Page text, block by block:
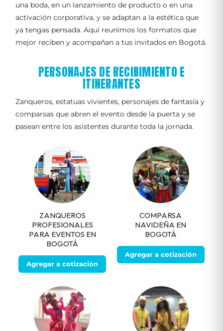
una boda, en un lanzamiento de producto o en una
activación corporativa, y se adaptan a la estética que
ya tengas pensada. Aquí reunimos los formatos que
mejor reciben y acompañan a tus invitados en Bogotá.
PERSONAJES DE RECIBIMIENTO E
ITINERANTES
Zanqueros, estatuas vivientes, personajes de fantasía y
comparsas que abren el evento desde la puerta y se
pasean entre los asistentes durante toda la jornada.
ZANQUEROS
PROFESIONALES
PARA EVENTOS EN
BOGOTÁ
Agregar a cotización
COMPARSA
NAVIDEÑA EN
BOGOTÁ
Agregar a cotización